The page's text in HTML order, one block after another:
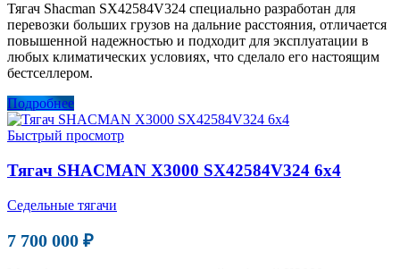
Тягач Shacman SX42584V324 специально разработан для
перевозки больших грузов на дальние расстояния, отличается
повышенной надежностью и подходит для эксплуатации в
любых климатических условиях, что сделало его настоящим
бестселлером.
Подробнее
Быстрый просмотр
Тягач SHACMAN X3000 SX42584V324 6х4
Седельные тягачи
7 700 000 ₽